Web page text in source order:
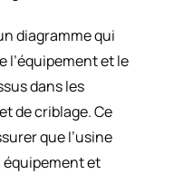
diagramme qui
l’équipement et le
dans les
de criblage. Ce
que l’usine
équipement et